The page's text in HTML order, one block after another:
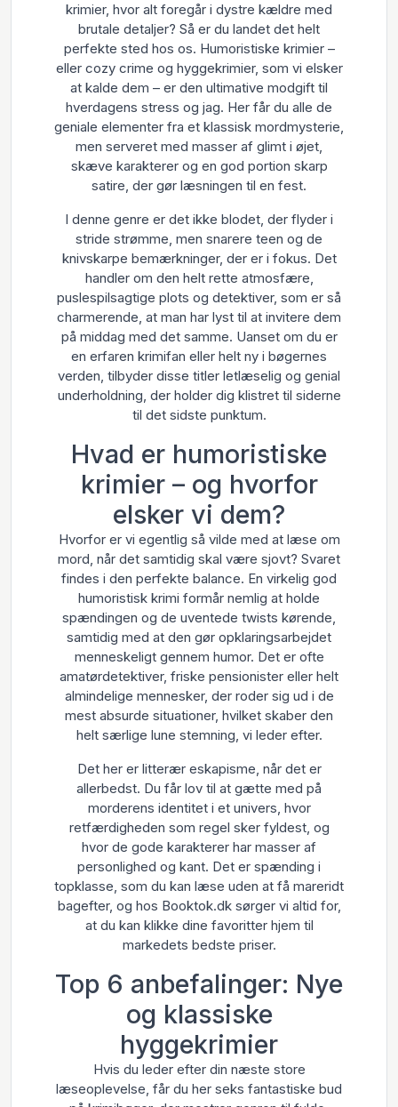
krimier, hvor alt foregår i dystre kældre med
brutale detaljer? Så er du landet det helt
perfekte sted hos os. Humoristiske krimier –
eller cozy crime og hyggekrimier, som vi elsker
at kalde dem – er den ultimative modgift til
hverdagens stress og jag. Her får du alle de
geniale elementer fra et klassisk mordmysterie,
men serveret med masser af glimt i øjet,
skæve karakterer og en god portion skarp
satire, der gør læsningen til en fest.
I denne genre er det ikke blodet, der flyder i
stride strømme, men snarere teen og de
knivskarpe bemærkninger, der er i fokus. Det
handler om den helt rette atmosfære,
puslespilsagtige plots og detektiver, som er så
charmerende, at man har lyst til at invitere dem
på middag med det samme. Uanset om du er
en erfaren krimifan eller helt ny i bøgernes
verden, tilbyder disse titler letlæselig og genial
underholdning, der holder dig klistret til siderne
til det sidste punktum.
Hvad er humoristiske
krimier – og hvorfor
elsker vi dem?
Hvorfor er vi egentlig så vilde med at læse om
mord, når det samtidig skal være sjovt? Svaret
findes i den perfekte balance. En virkelig god
humoristisk krimi formår nemlig at holde
spændingen og de uventede twists kørende,
samtidig med at den gør opklaringsarbejdet
menneskeligt gennem humor. Det er ofte
amatørdetektiver, friske pensionister eller helt
almindelige mennesker, der roder sig ud i de
mest absurde situationer, hvilket skaber den
helt særlige lune stemning, vi leder efter.
Det her er litterær eskapisme, når det er
allerbedst. Du får lov til at gætte med på
morderens identitet i et univers, hvor
retfærdigheden som regel sker fyldest, og
hvor de gode karakterer har masser af
personlighed og kant. Det er spænding i
topklasse, som du kan læse uden at få mareridt
bagefter, og hos Booktok.dk sørger vi altid for,
at du kan klikke dine favoritter hjem til
markedets bedste priser.
Top 6 anbefalinger: Nye
og klassiske
hyggekrimier
Hvis du leder efter din næste store
læseoplevelse, får du her seks fantastiske bud